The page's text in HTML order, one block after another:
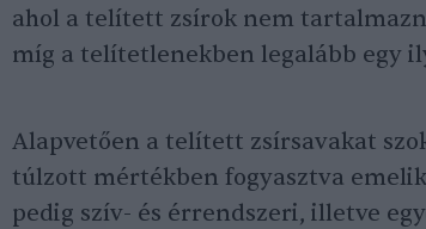
ahol a telített zsírok nem
míg a telítetlenekben legalább egy
Alapvetően a telített zsírsavakat
túlzott mértékben fogyasztva
pedig szív- és érrendszeri, illetve